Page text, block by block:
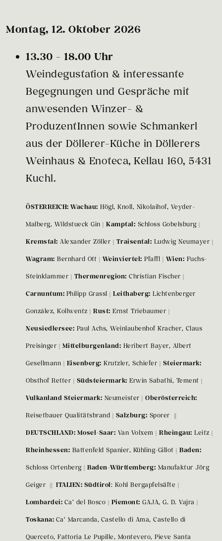
Montag, 12. Oktober 2026
13.30 - 18.00 Uhr
Weindegustation & interessante
Begegnungen und Gespräche mit
anwesenden Winzer- &
ProduzentInnen sowie Schmankerl
aus der Döllerer-Küche in Döllerers
Weinhaus & Enoteca, Kellau 160, 5431
Kuchl.
ÖSTERREICH: Wachau: Högl, Knoll, Nikolaihof, Veyder-
Malberg, Wildstueck Gin | Kamptal: Schloss Gobelsburg |
Kremstal: Alexander Zöller | Traisental: Ludwig Neumayer |
Wagram: Bernhard Ott | Weinviertel: Pfaffl | Wien: Fuchs-
Steinklammer | Thermenregion: Christian Fischer |
Carnuntum: Philipp Grassl | Leithaberg: Lichtenberger
González, Kollwentz | Rust: Ernst Triebaumer |
Neusiedlersee: Paul Achs, Weinlaubenhof Kracher, Claus
Preisinger | Mittelburgenland: Heribert Bayer, Albert
Gesellmann | Eisenberg: Krutzler, Schiefer | Steiermark:
Obsthof Retter | Südsteiermark: Erwin Sabathi, Tement |
Vulkanland Steiermark: Neumeister | Oberösterreich:
Reisetbauer Qualitätsbrand | Salzburg: Sporer ||
DEUTSCHLAND: Mosel-Saar: Van Volxem | Rheingau: Leitz |
Rheinhessen: Battenfeld Spanier, Kühling-Gillot | Baden:
Schloss Ortenberg | Baden-Württemberg: Manufaktur Jörg
Geiger || ITALIEN: Südtirol: Kohl Bergapfelsäfte |
Lombardei: Ca’ del Bosco | Piemont: GAJA, G. D. Vajra |
Toskana: Ca' Marcanda, Castello di Ama, Castello di
Querceto, Fattoria Le Pupille, Montevero, Pieve Santa